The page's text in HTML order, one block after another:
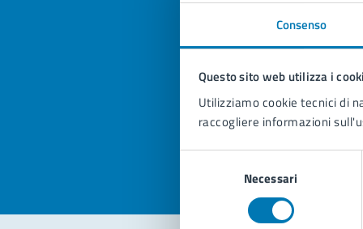
Consenso
Questo sito web utilizza i
Utilizziamo cookie tecnici di
raccogliere informazioni
Necessari
Valuta